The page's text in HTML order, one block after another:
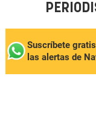
Suscríbete
las alertas de